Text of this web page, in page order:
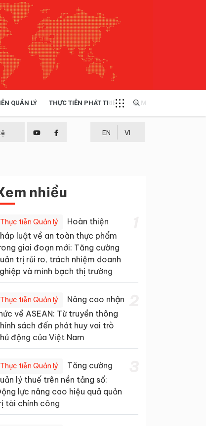
QUẢN LÝ THỰC TIỄN PHÁT TRIỂN MULTIMEDIA
EN VI
nhiều
Thực tiễn Quản lý
Hoàn thiện
luật về an toàn thực phẩm
giai đoạn mới: Tăng cường
trị rủi ro, trách nhiệm doanh
và minh bạch thị trường
Thực tiễn Quản lý
Nâng cao nhận
về ASEAN: Từ truyền thông
sách đến phát huy vai trò
động của Việt Nam
Thực tiễn Quản lý
Tăng cường
lý thuế trên nền tảng số:
lực nâng cao hiệu quả quản
tài chính công